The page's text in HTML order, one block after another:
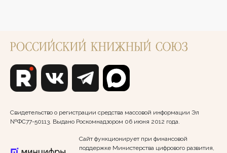
Свидетельство о регистрации средства массовой информации Эл
№ФС77-50113. Выдано Роскомнадзором 06 июня 2012 года.
Сайт функционирует при финансовой
поддержке Министерства цифрового развития,